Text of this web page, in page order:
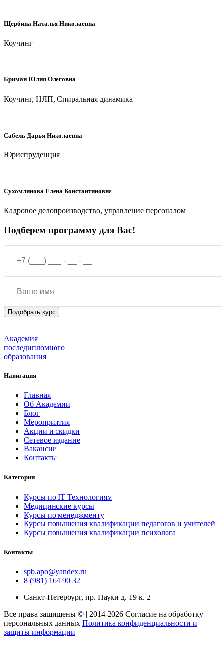
Щербина Наталья Николаевна
Коучинг
Бриман Юлия Олеговна
Коучинг, НЛП, Спиральная динамика
Сабель Дарья Николаевна
Юриспруденция
Сухомлинова Елена Константиновна
Кадровое делопроизводство, управление персоналом
Подберем программу для Вас!
Академия
последипломного
образования
Навигация
Главная
Об Академии
Блог
Мероприятия
Акции и скидки
Сетевое издание
Вакансии
Контакты
Категории
Курсы по IT Технологиям
Медицинские курсы
Курсы по менеджменту
Курсы повышения квалификации педагогов и учителей
Курсы повышения квалификации психолога
Контакты
spb.apo@yandex.ru
8 (981) 164 90 32
Санкт-Петербург, пр. Науки д. 19 к. 2
Все права защищены © | 2014-2026 Согласие на обработку
персональных данных Политика конфиденциальности и
защиты информации